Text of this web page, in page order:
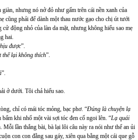
nhưng nó nở đỏ như gấm trên cái nền xanh của
cũng phải để dành một thau nước gạo cho chị út tưới
động nhỏ của làn da mặt, nhưng không hiểu sao mẹ
hai.
được”.
thế lại không thích”.
”.
ở dưới. Tôi chả hiểu sao.
chỉ có mái tóc mỏng, bạc phơ. “Đúng là chuyện lạ
bẩm khi nhổ một vài sợi tóc đen cố ngoi lên. “Lạ quái
Mỗi lần thắng bài, bà lại lôi câu này ra nói như thể an ủi
con con đằng sau gáy, xiên qua bằng một cái que gỗ